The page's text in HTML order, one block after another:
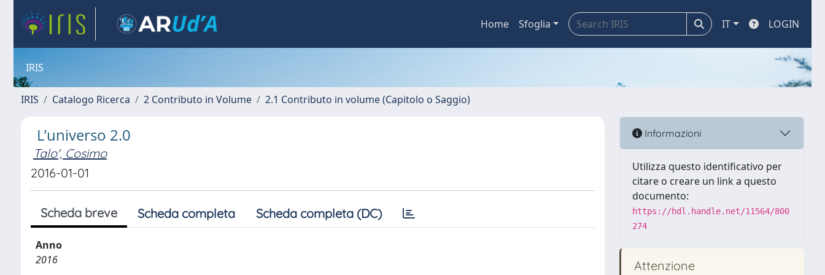
Home Sfoglia IT LOGIN
IRIS
IRIS Catalogo Ricerca 2 Contributo in Volume 2.1 Contributo in volume (Capitolo o Saggio)
L’universo 2.0
Talo', Cosimo
2016-01-01
Scheda breve Scheda completa Scheda completa (DC)
Anno
2016
Informazioni
Utilizza questo identificativo per
citare o creare un link a questo
documento:
https://hdl.handle.net/11564/800
274
Attenzione